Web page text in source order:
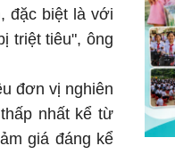
đặc biệt là với
triệt tiêu", ông
đơn vị nghiên
nhất kể từ
giá đáng kể